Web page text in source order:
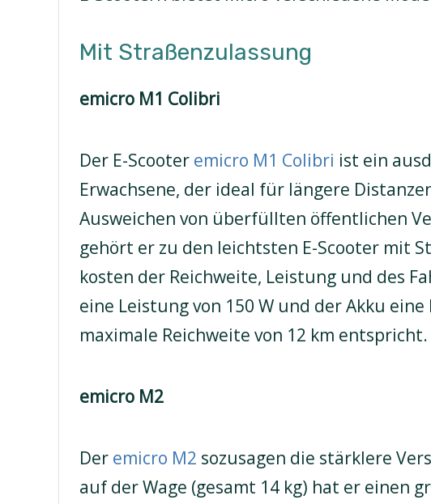
Mit Straßenzulassung
emicro M1 Colibri
Der E-Scooter emicro M1 Colibri ist ein
Erwachsene, der ideal für längere
Ausweichen von überfüllten öffentlichen
gehört er zu den leichtsten E-Scooter mit
kosten der Reichweite, Leistung und des
eine Leistung von 150 W und der Akku
maximale Reichweite von 12 km entspricht.
emicro M2
Der emicro M2 sozusagen die stärklere
auf der Wage (gesamt 14 kg) hat er einen